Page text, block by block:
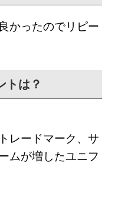
かったのでリピー
トは？
レードマーク、サ
ムが増したユニフ